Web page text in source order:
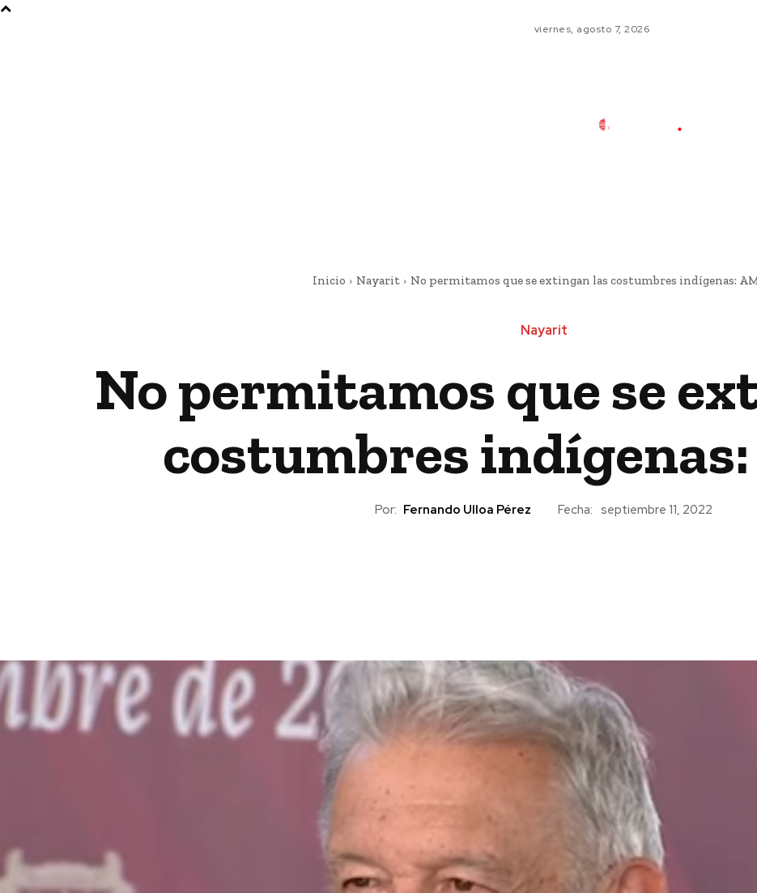
viernes, agosto 7, 2026
Inicio Nayarit No permitamos que se extingan las costumbres indígenas:
Nayarit
No permitamos que se
costumbres
Por: Fernando Ulloa Pérez Fecha: septiembre 11, 2022